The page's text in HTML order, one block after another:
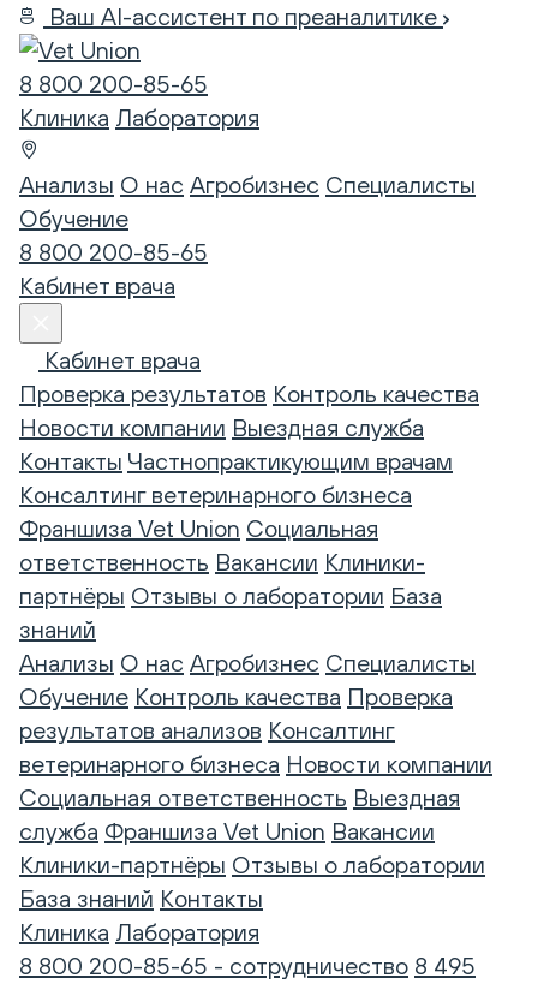
Ваш AI-ассистент по преаналитике
8 800 200-85-65
Клиника Лаборатория
Анализы О нас Агробизнес Специалисты
Обучение
8 800 200-85-65
Кабинет врача
Кабинет врача
Проверка результатов Контроль качества
Новости компании Выездная служба
Контакты Частнопрактикующим врачам
Консалтинг ветеринарного бизнеса
Франшиза Vet Union Социальная
ответственность Вакансии Клиники-
партнёры Отзывы о лаборатории База
знаний
Анализы О нас Агробизнес Специалисты
Обучение Контроль качества Проверка
результатов анализов Консалтинг
ветеринарного бизнеса Новости компании
Социальная ответственность Выездная
служба Франшиза Vet Union Вакансии
Клиники-партнёры Отзывы о лаборатории
База знаний Контакты
Клиника Лаборатория
8 800 200-85-65 - сотрудничество 8 495